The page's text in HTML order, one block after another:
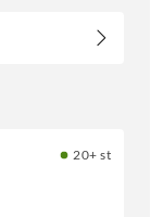
20+ st